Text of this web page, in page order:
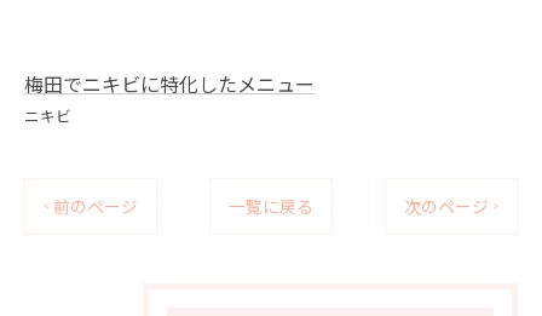
梅田でニキビに特化したメニュー
ニキビ
< 前のページ 一覧に戻る 次のページ >